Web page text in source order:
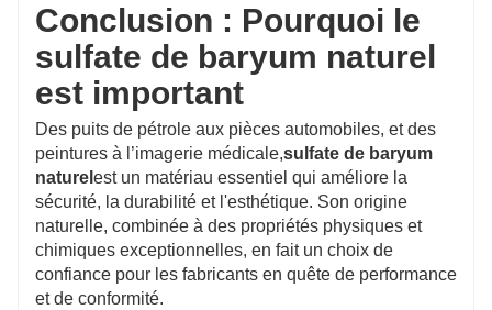
Conclusion : Pourquoi le
sulfate de baryum naturel
est important
Des puits de pétrole aux pièces automobiles, et des
peintures à l’imagerie médicale,sulfate de baryum
naturel est un matériau essentiel qui améliore la
sécurité, la durabilité et l'esthétique. Son origine
naturelle, combinée à des propriétés physiques et
chimiques exceptionnelles, en fait un choix de
confiance pour les fabricants en quête de performance
et de conformité.